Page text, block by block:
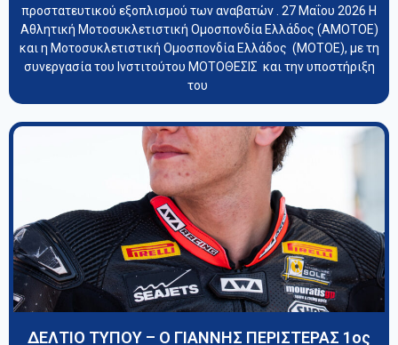
προστατευτικού εξοπλισμού των αναβατών . 27 Μαΐου 2026 Η
Αθλητική Μοτοσυκλετιστική Ομοσπονδία Ελλάδος (ΑΜΟΤΟΕ)
και η Μοτοσυκλετιστική Ομοσπονδία Ελλάδος (ΜΟΤΟΕ), με τη
συνεργασία του Ινστιτούτου ΜΟΤΟΘΕΣΙΣ και την υποστήριξη
του
ΔΕΛΤΙΟ ΤΥΠΟΥ – Ο ΓΙΑΝΝΗΣ ΠΕΡΙΣΤΕΡΑΣ 1oς